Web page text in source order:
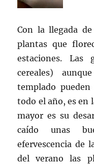
Con la llegada
plantas que
estaciones. Las
cereales)
templado
todo el año, es en
mayor es su
caído unas
efervescencia de
del verano las